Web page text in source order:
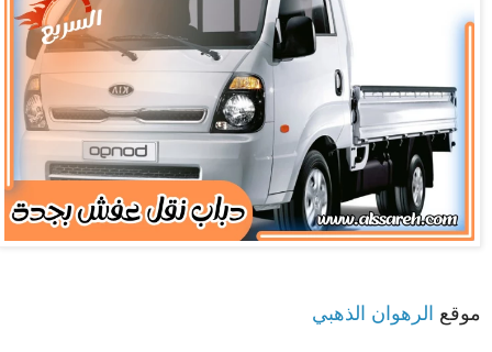
موقع الرهوان الذهبي